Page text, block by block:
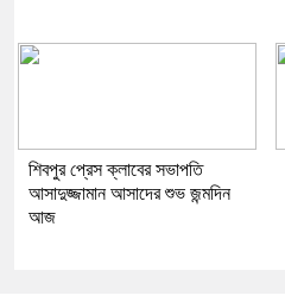
শিবপুর প্রেস ক্লাবের সভাপতি
আসাদুজ্জামান আসাদের শুভ জন্মদিন
আজ